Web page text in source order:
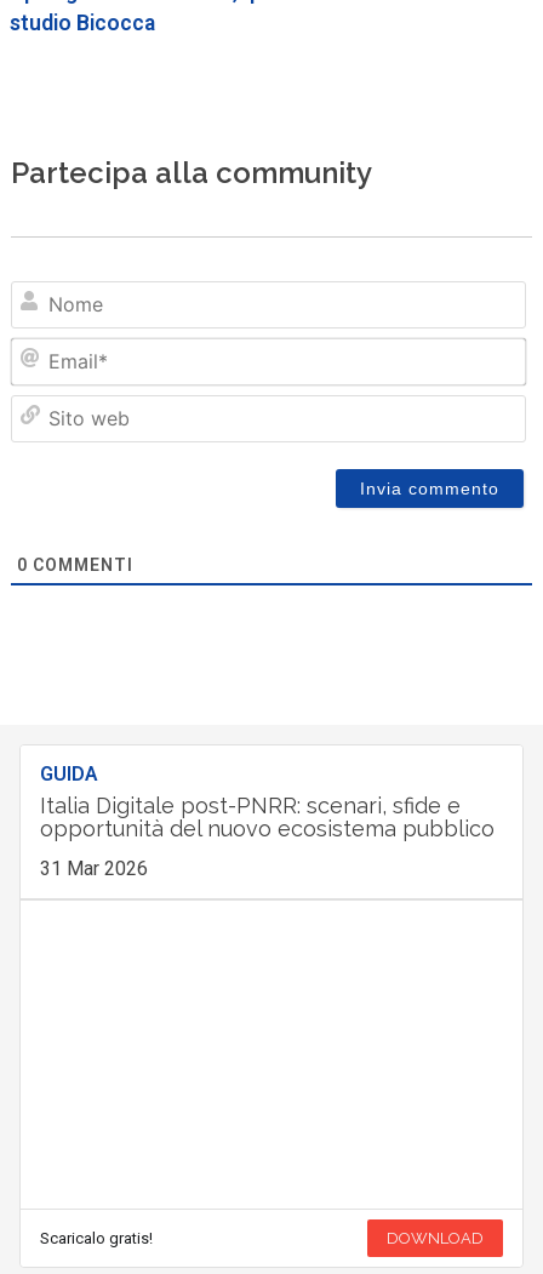
studio Bicocca
Partecipa alla community
0 COMMENTI
GUIDA
Italia Digitale post-PNRR: scenari, sfide e
opportunità del nuovo ecosistema pubblico
31 Mar 2026
Scaricalo gratis! DOWNLOAD